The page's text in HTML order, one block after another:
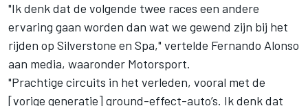
"Ik denk dat de volgende twee races een andere
ervaring gaan worden dan wat we gewend zijn bij het
rijden op Silverstone en Spa," vertelde Fernando Alonso
aan media, waaronder Motorsport.
"Prachtige circuits in het verleden, vooral met de
[vorige generatie] ground-effect-auto’s. Ik denk dat